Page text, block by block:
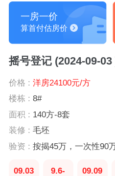
一房一价
算首付估房价
摇号登记 (2024-09-03
价格 : 洋房24100元/方
楼栋 : 8#
面积 : 140方-8套
装修 : 毛坯
验资 : 按揭45万，一次性90
09.03
9.6-
09.09